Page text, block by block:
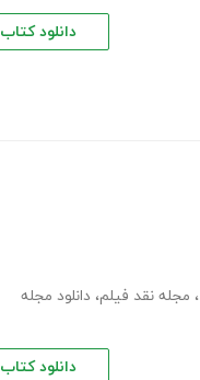
دانلود کتاب
، مجله نقد فیلم، دانلود مجله
دانلود کتاب